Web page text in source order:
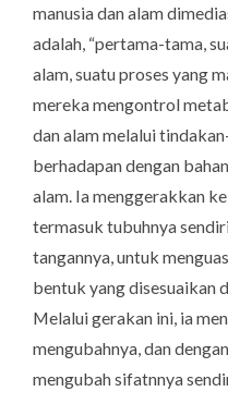
manusia dan alam
adalah, “pertama-tama,
alam, suatu proses yang
mereka mengontrol
dan alam melalui
berhadapan dengan
alam. Ia menggerakkan
termasuk tubuhnya
tangannya, untuk
bentuk yang disesuaikan
Melalui gerakan ini, ia
mengubahnya, dan
mengubah sifatnnya